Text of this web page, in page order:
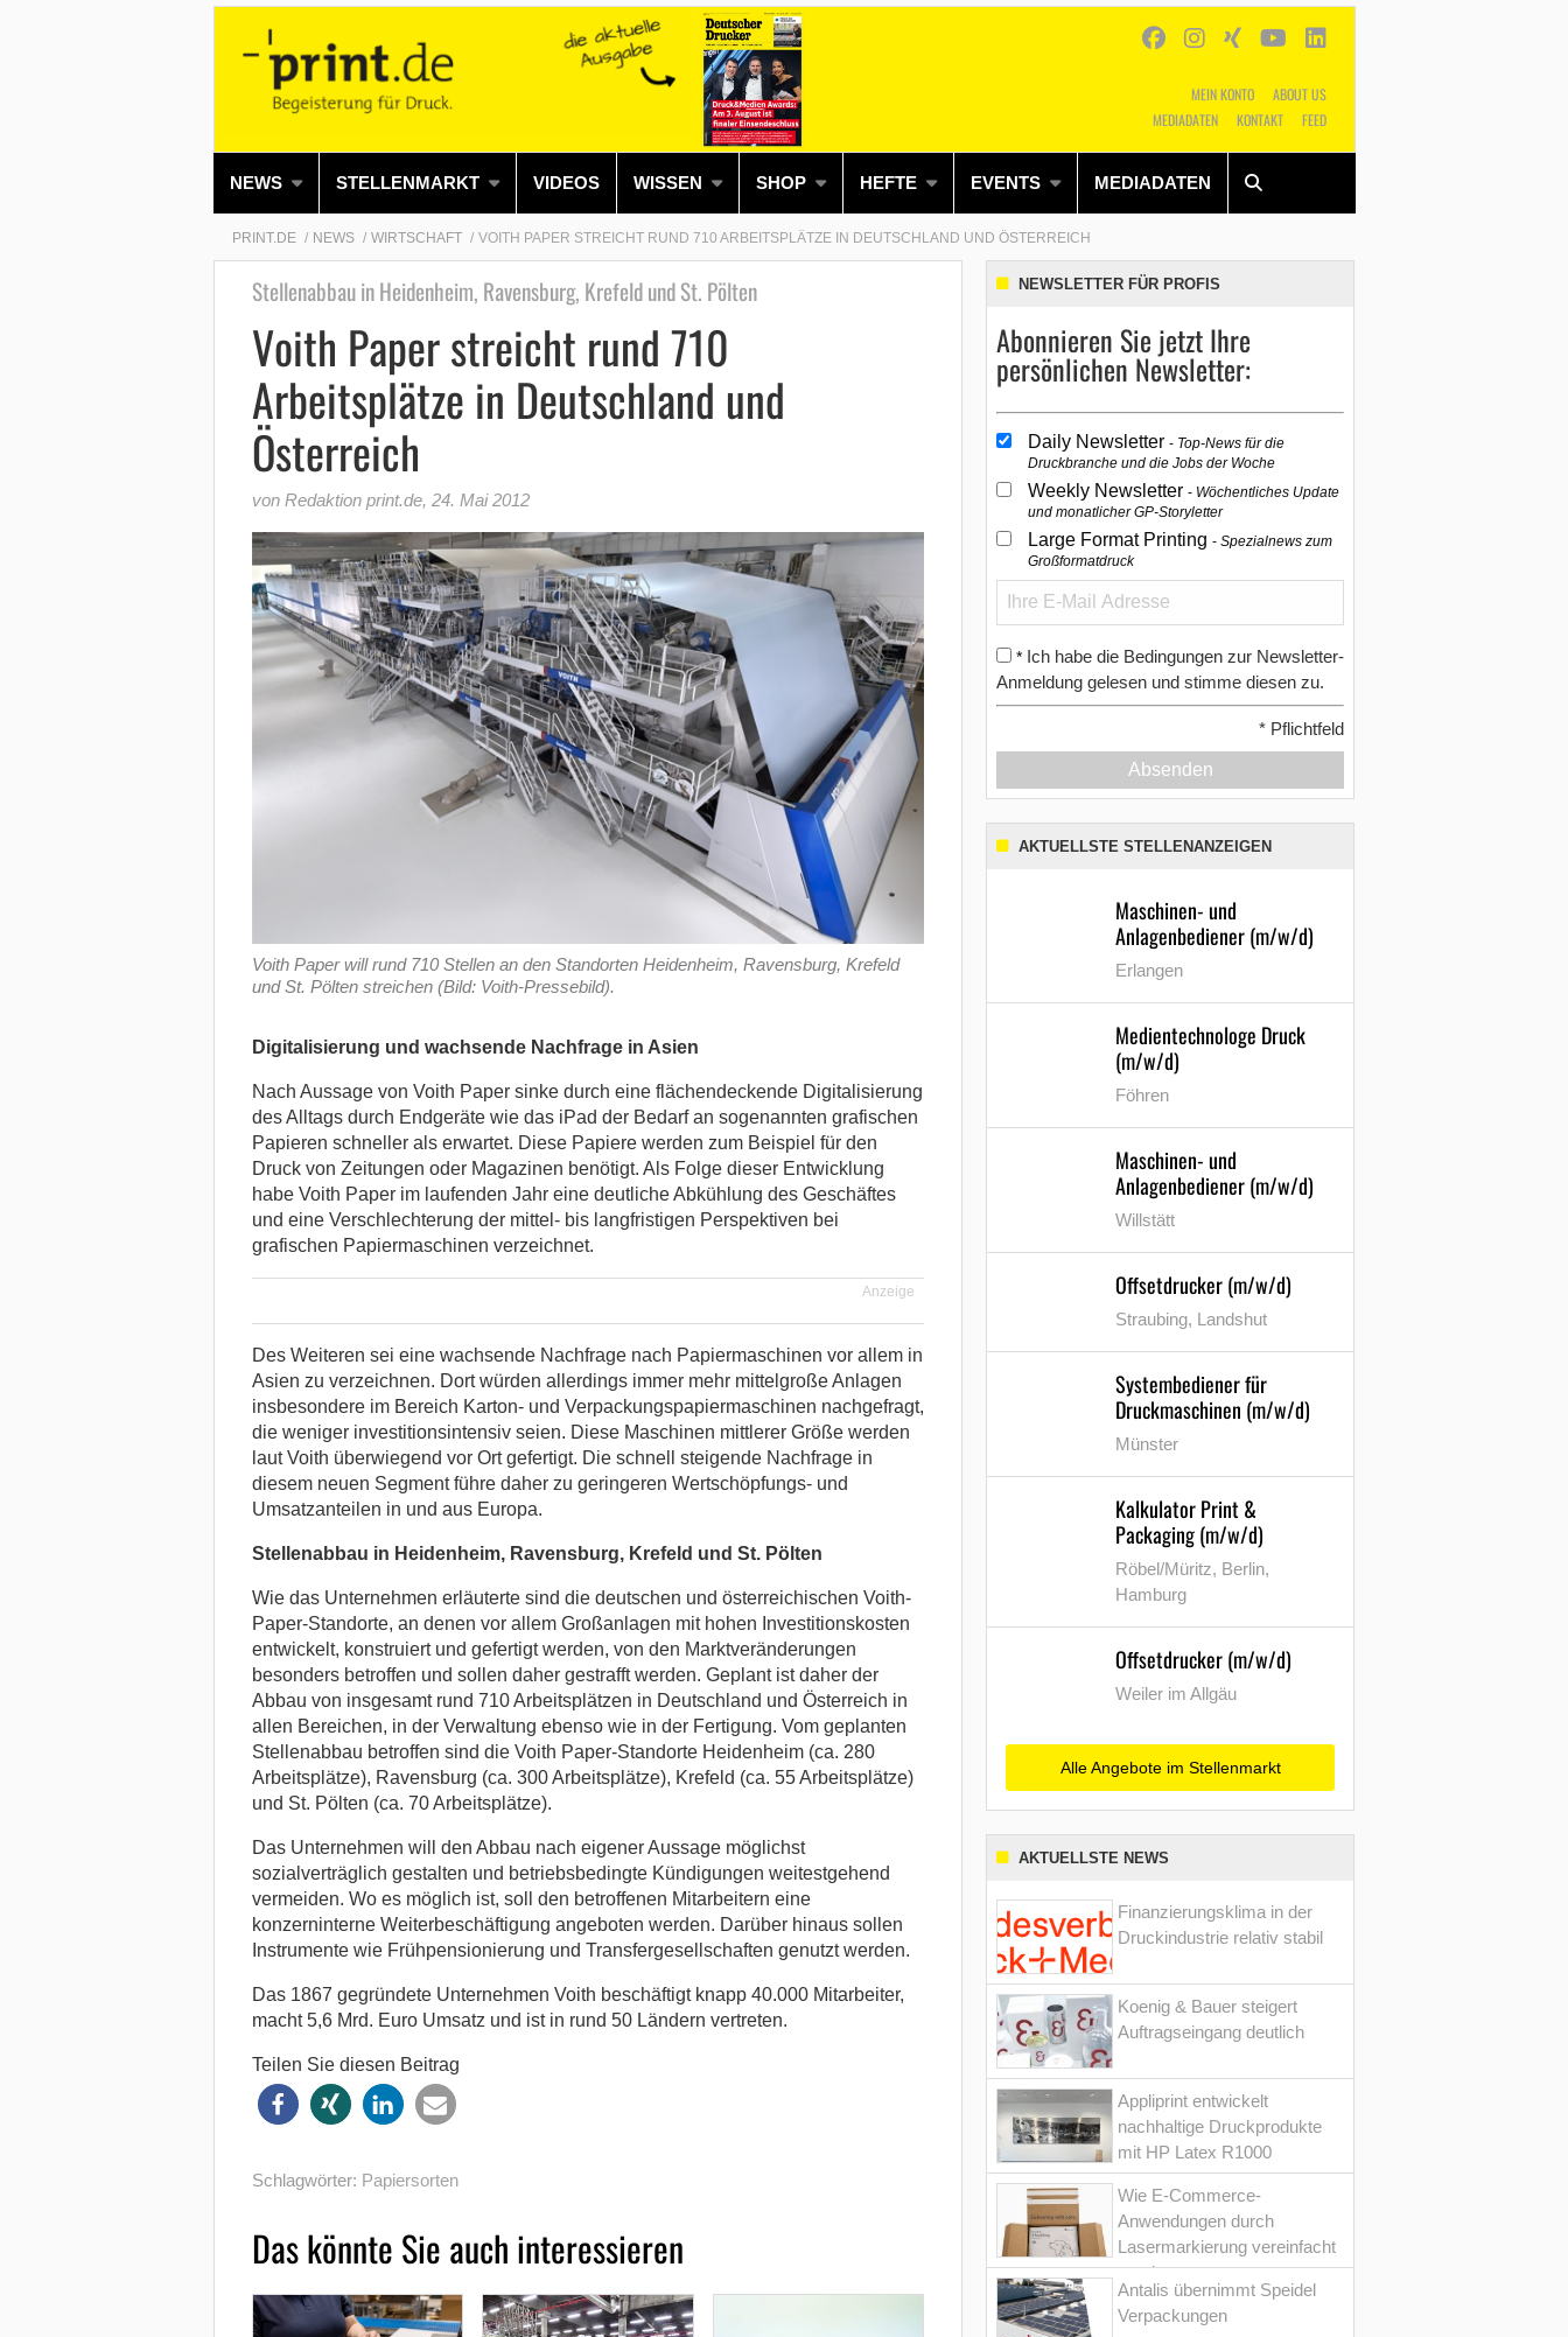
MEIN KONTO
ABOUT US
MEDIADATEN
KONTAKT FEED
NEWS STELLENMARKT VIDEOS WISSEN SHOP HEFTE EVENTS MEDIADATEN
Alles Shop SUCHEN
PRINT.DE NEWS WIRTSCHAFT VOITH PAPER STREICHT RUND 710 ARBEITSPLÄTZE IN DEUTSCHLAND UND ÖSTERREICH
Stellenabbau in Heidenheim, Ravensburg, Krefeld und St. Pölten
Voith Paper streicht rund 710
Arbeitsplätze in Deutschland und
Österreich
von Redaktion print.de, 24. Mai 2012
Voith Paper will rund 710 Stellen an den Standorten Heidenheim, Ravensburg, Krefeld
und St. Pölten streichen (Bild: Voith-Pressebild).
Digitalisierung und wachsende Nachfrage in Asien
Nach Aussage von Voith Paper sinke durch eine flächendeckende Digitalisierung
des Alltags durch Endgeräte wie das iPad der Bedarf an sogenannten grafischen
Papieren schneller als erwartet. Diese Papiere werden zum Beispiel für den
Druck von Zeitungen oder Magazinen benötigt. Als Folge dieser Entwicklung
habe Voith Paper im laufenden Jahr eine deutliche Abkühlung des Geschäftes
und eine Verschlechterung der mittel- bis langfristigen Perspektiven bei
grafischen Papiermaschinen verzeichnet.
Anzeige
Des Weiteren sei eine wachsende Nachfrage nach Papiermaschinen vor allem in
Asien zu verzeichnen. Dort würden allerdings immer mehr mittelgroße Anlagen
insbesondere im Bereich Karton- und Verpackungspapiermaschinen nachgefragt,
die weniger investitionsintensiv seien. Diese Maschinen mittlerer Größe werden
laut Voith überwiegend vor Ort gefertigt. Die schnell steigende Nachfrage in
diesem neuen Segment führe daher zu geringeren Wertschöpfungs- und
Umsatzanteilen in und aus Europa.
Stellenabbau in Heidenheim, Ravensburg, Krefeld und St. Pölten
Wie das Unternehmen erläuterte sind die deutschen und österreichischen Voith-
Paper-Standorte, an denen vor allem Großanlagen mit hohen Investitionskosten
entwickelt, konstruiert und gefertigt werden, von den Marktveränderungen
besonders betroffen und sollen daher gestrafft werden. Geplant ist daher der
Abbau von insgesamt rund 710 Arbeitsplätzen in Deutschland und Österreich in
allen Bereichen, in der Verwaltung ebenso wie in der Fertigung. Vom geplanten
Stellenabbau betroffen sind die Voith Paper-Standorte Heidenheim (ca. 280
Arbeitsplätze), Ravensburg (ca. 300 Arbeitsplätze), Krefeld (ca. 55 Arbeitsplätze)
und St. Pölten (ca. 70 Arbeitsplätze).
Das Unternehmen will den Abbau nach eigener Aussage möglichst
sozialverträglich gestalten und betriebsbedingte Kündigungen weitestgehend
vermeiden. Wo es möglich ist, soll den betroffenen Mitarbeitern eine
konzerninterne Weiterbeschäftigung angeboten werden. Darüber hinaus sollen
Instrumente wie Frühpensionierung und Transfergesellschaften genutzt werden.
Das 1867 gegründete Unternehmen Voith beschäftigt knapp 40.000 Mitarbeiter,
macht 5,6 Mrd. Euro Umsatz und ist in rund 50 Ländern vertreten.
Teilen Sie diesen Beitrag
Schlagwörter: Papiersorten
Das könnte Sie auch interessieren
NEWSLETTER FÜR PROFIS
Abonnieren Sie jetzt Ihre
persönlichen Newsletter:
Daily Newsletter Top-News für die
Druckbranche und die Jobs der Woche
Weekly Newsletter Wöchentliches Update
und monatlicher GP-Storyletter
Large Format Printing Spezialnews zum
Großformatdruck
* Ich habe die Bedingungen zur Newsletter-
Anmeldung gelesen und stimme diesen zu.
* Pflichtfeld
Absenden
AKTUELLSTE STELLENANZEIGEN
Maschinen- und
Anlagenbediener (m/w/d)
Erlangen
Medientechnologe Druck
(m/w/d)
Föhren
Maschinen- und
Anlagenbediener (m/w/d)
Willstätt
Offsetdrucker (m/w/d)
Straubing, Landshut
Systembediener für
Druckmaschinen (m/w/d)
Münster
Kalkulator Print &
Packaging (m/w/d)
Röbel/Müritz, Berlin,
Hamburg
Offsetdrucker (m/w/d)
Weiler im Allgäu
Alle Angebote im Stellenmarkt
AKTUELLSTE NEWS
Finanzierungsklima in der
Druckindustrie relativ stabil
Koenig & Bauer steigert
Auftragseingang deutlich
Appliprint entwickelt
nachhaltige Druckprodukte
mit HP Latex R1000
Wie E-Commerce-
Anwendungen durch
Lasermarkierung vereinfacht
werden
Antalis übernimmt Speidel
Verpackungen